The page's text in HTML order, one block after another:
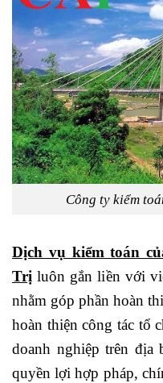
Công ty kiểm
Dịch vụ kiểm toán
Trị luôn gắn liền với
nhằm góp phần hoàn
hoàn thiện công tác tổ
doanh nghiệp trên
quyền lợi hợp pháp,